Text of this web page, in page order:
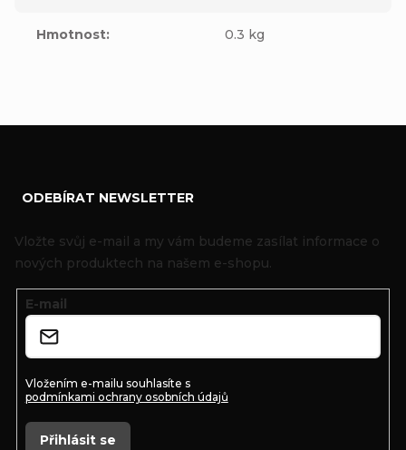
Hmotnost: 0.3 kg
ODEBÍRAT NEWSLETTER
Vložte svůj e-mail a my vám budeme zasílat informace o
nových produktech na našem e-shopu.
E-mail
Vložením e-mailu souhlasíte s
podmínkami ochrany osobních údajů
Přihlásit se